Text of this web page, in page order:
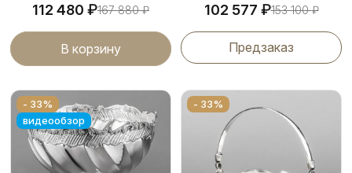
112 480 ₽167 880₽
В корзину
102 577 ₽153 100₽
Предзаказ
- 33%
видеообзор
- 33%